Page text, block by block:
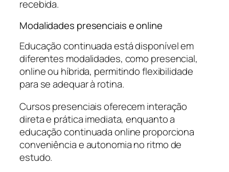
recebida.
Modalidades presenciais e online
Educação continuada está disponível em
diferentes modalidades, como presencial,
online ou híbrida, permitindo flexibilidade
para se adequar à rotina.
Cursos presenciais oferecem interação
direta e prática imediata, enquanto a
educação continuada online proporciona
conveniência e autonomia no ritmo de
estudo.